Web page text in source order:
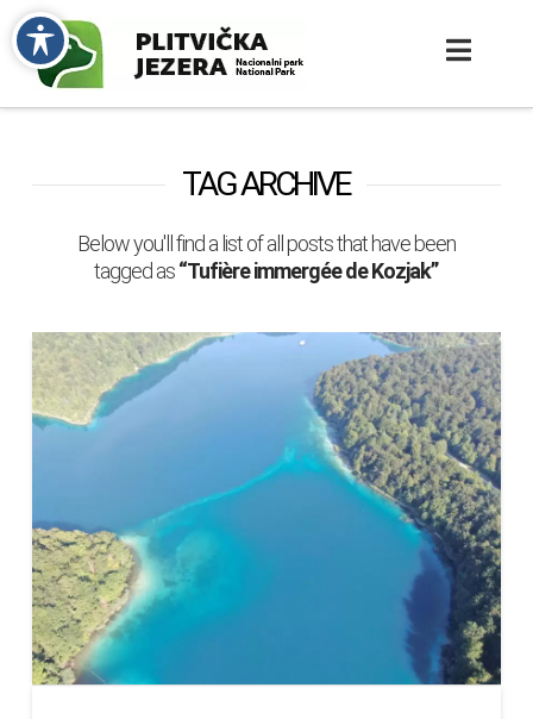
TAG ARCHIVE
Below you'll find a list of all posts that have been
tagged as“Tufière immergée de Kozjak”